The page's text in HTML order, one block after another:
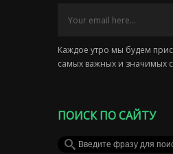
Каждое утро мы будем
самых важных и значимых
ПОИСК ПО САЙТУ